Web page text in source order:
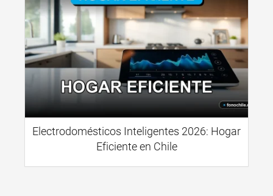
Electrodomésticos Inteligentes 2026: Hogar
Eficiente en Chile